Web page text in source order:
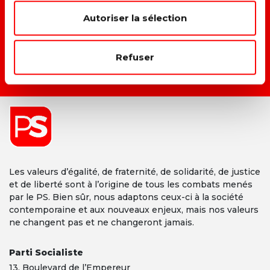
Autoriser la sélection
Refuser
Les valeurs d’égalité, de fraternité, de solidarité, de justice
et de liberté sont à l’origine de tous les combats menés
par le PS. Bien sûr, nous adaptons ceux-ci à la société
contemporaine et aux nouveaux enjeux, mais nos valeurs
ne changent pas et ne changeront jamais.
Parti Socialiste
13, Boulevard de l’Empereur
DEVENIR MEMBRE →